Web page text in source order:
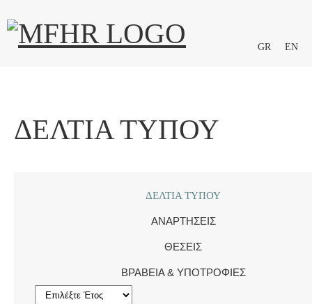
GR EN
ΔΕΛΤΊΑ ΤΎΠΟΥ
ΔΕΛΤΊΑ ΤΎΠΟΥ
ΑΝΑΡΤΉΣΕΙΣ
ΘΈΣΕΙΣ
ΒΡΑΒΕΊΑ & ΥΠΟΤΡΟΦΊΕΣ